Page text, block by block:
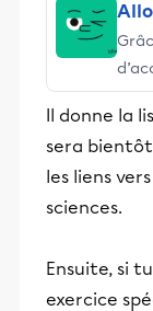
et
Il donne la
sera
les liens
sciences.
Ensuite, si
exercice